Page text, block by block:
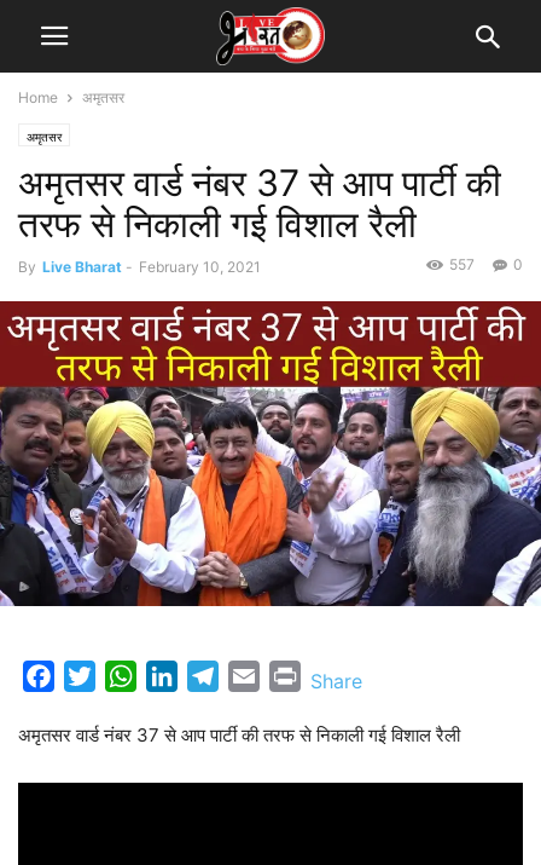
Home अमृतसर
अमृतसर
अमृतसर वार्ड नंबर 37 से आप पार्टी की
तरफ से निकाली गई विशाल रैली
By Live Bharat - February 10, 2021 0
557
FacebookTwitterWhatsAppLinkedInTelegram
Email Print
Share
अमृतसर वार्ड नंबर 37 से आप पार्टी की तरफ से निकाली गई विशाल रैली